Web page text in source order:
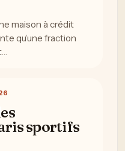
maison à crédit
qu’une fraction
sportifs